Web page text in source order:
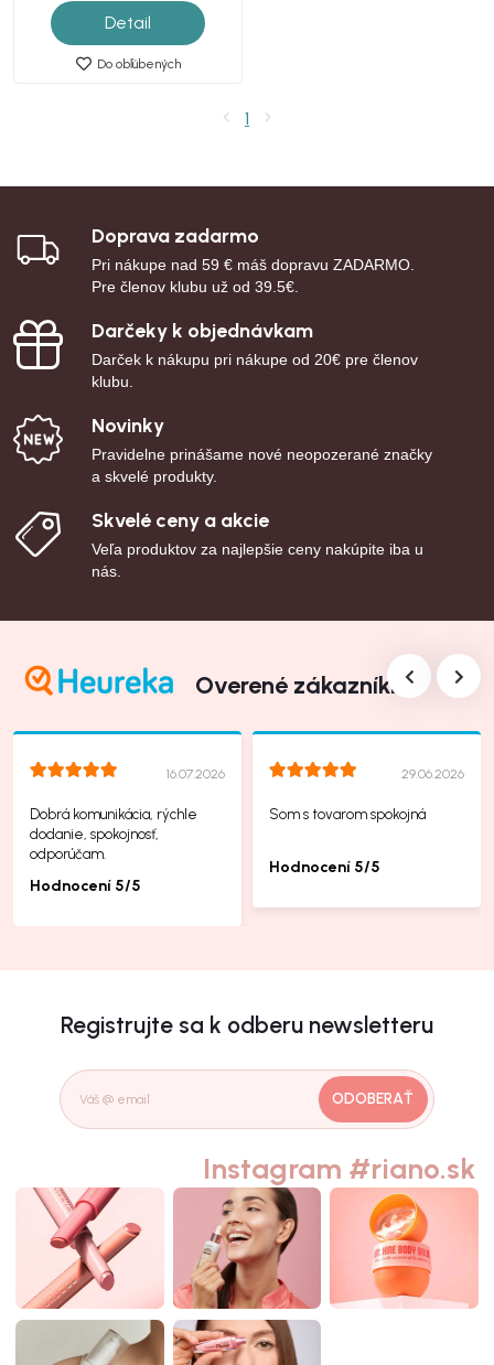
Detail
Do obľúbených
1
Doprava zadarmo
Pri nákupe nad 59 € máš dopravu ZADARMO.
Pre členov klubu už od 39.5€.
Darčeky k objednávkam
Darček k nákupu pri nákupe od 20€ pre členov
klubu.
Novinky
Pravidelne prinášame nové neopozerané značky
a skvelé produkty.
Skvelé ceny a akcie
Veľa produktov za najlepšie ceny nakúpite iba u
nás.
Overené zákazníkmi
16.07.2026
Dobrá komunikácia, rýchle
dodanie, spokojnosť,
odporúčam.
Hodnocení 5/5
29.06.2026
Som s tovarom spokojná
Hodnocení 5/5
Registrujte sa k odberu newsletteru
ODOBERAŤ
Instagram #riano.sk